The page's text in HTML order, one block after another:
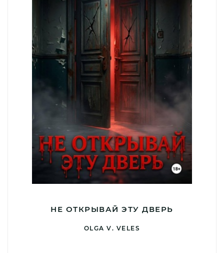
НЕ ОТКРЫВАЙ ЭТУ ДВЕРЬ
OLGA V. VELES